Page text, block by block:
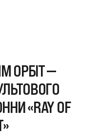
ОРБІТ —
«RAY OF